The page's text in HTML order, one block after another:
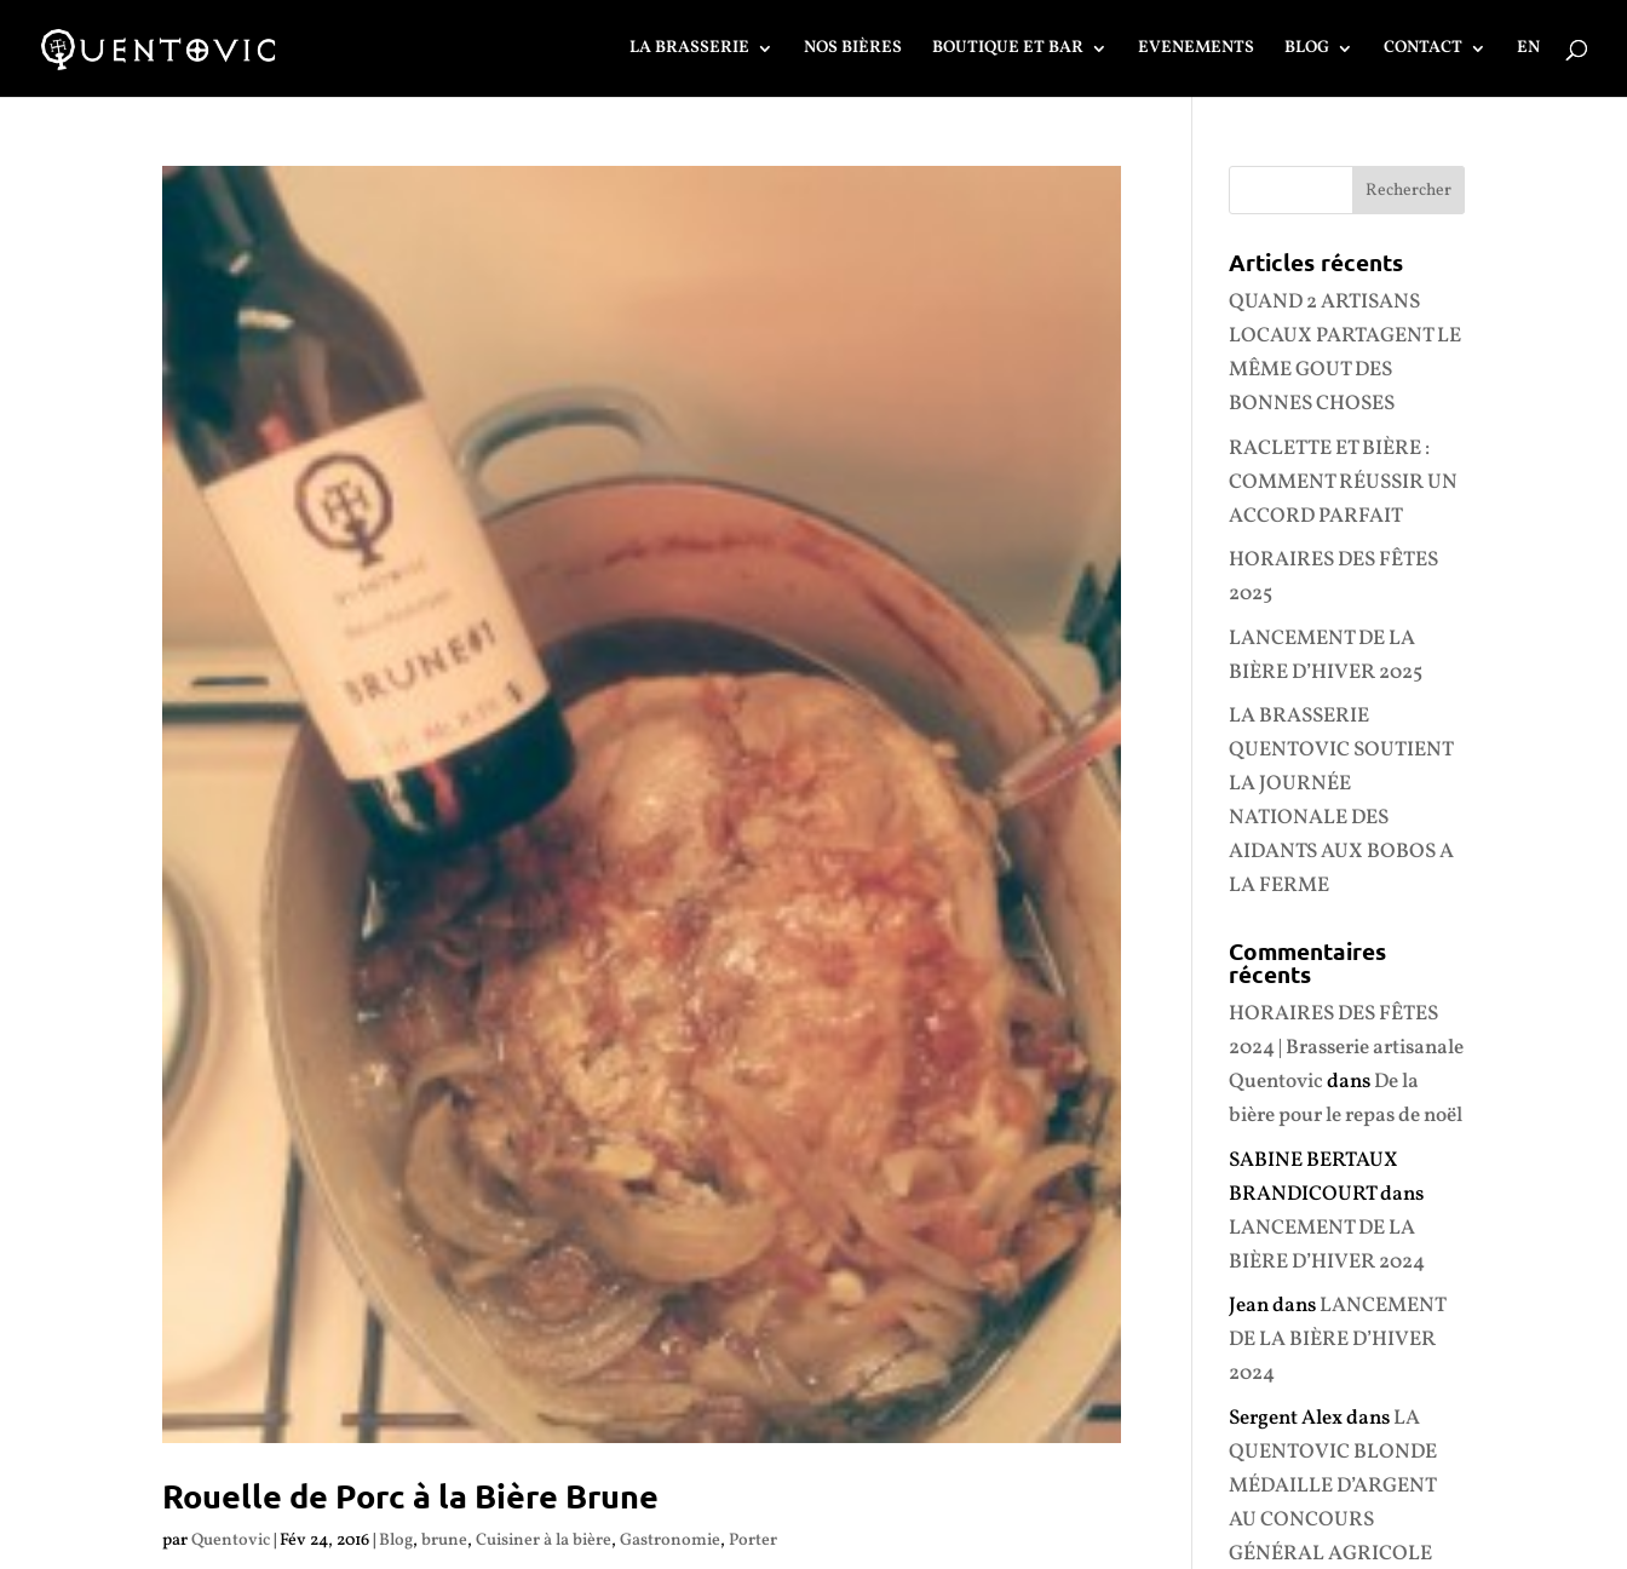
LA BRASSERIE NOS BIÈRES BOUTIQUE ET BAR EVENEMENTS BLOG CONTACT EN
Rouelle de Porc à la Bière Brune
parQuentovic |Fév 24, 2016 |Blog,brune,Cuisiner à la bière,Gastronomie,Porter
Articles récents
QUAND 2 ARTISANS
LOCAUX PARTAGENT LE
MÊME GOUT DES
BONNES CHOSES
RACLETTE ET BIÈRE :
COMMENT RÉUSSIR UN
ACCORD PARFAIT
HORAIRES DES FÊTES
2025
LANCEMENT DE LA
BIÈRE D’HIVER 2025
LA BRASSERIE
QUENTOVIC SOUTIENT
LA JOURNÉE
NATIONALE DES
AIDANTS AUX BOBOS A
LA FERME
Commentaires
récents
HORAIRES DES FÊTES
2024 | Brasserie artisanale
QuentovicdansDe la
bière pour le repas de noël
SABINE BERTAUX
BRANDICOURTdans
LANCEMENT DE LA
BIÈRE D’HIVER 2024
JeandansLANCEMENT
DE LA BIÈRE D’HIVER
2024
Sergent AlexdansLA
QUENTOVIC BLONDE
MÉDAILLE D’ARGENT
AU CONCOURS
GÉNÉRAL AGRICOLE